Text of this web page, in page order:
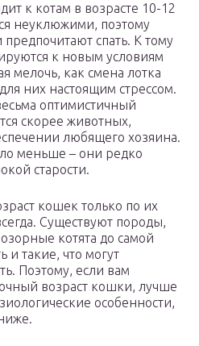
к котам в возрасте 10-12
неуклюжими, поэтому
спать. К тому
к новым условиям
мелочь, как смена лотка
них настоящим стрессом.
оптимистичный
скорее животных,
любящего хозяина.
меньше – они редко
старости.
кошек только по их
Существуют породы,
котята до самой
и такие, что могут
Поэтому, если вам
возраст кошки, лучше
особенности,